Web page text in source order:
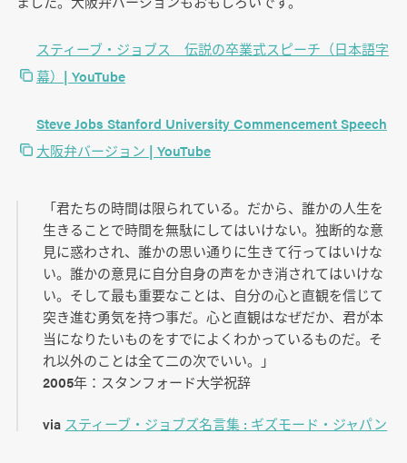
スティーブ・ジョブス 伝説の卒業式スピーチ（日本語字
幕）| YouTube
Steve Jobs Stanford University Commencement Speech
大阪弁バージョン | YouTube
「君たちの時間は限られている。だから、誰かの人生を
生きることで時間を無駄にしてはいけない。独断的な意
見に惑わされ、誰かの思い通りに生きて行ってはいけな
い。誰かの意見に自分自身の声をかき消されてはいけな
い。そして最も重要なことは、自分の心と直観を信じて
突き進む勇気を持つ事だ。心と直観はなぜだか、君が本
当になりたいものをすでによくわかっているものだ。そ
れ以外のことは全て二の次でいい。」
2005年：スタンフォード大学祝辞
via スティーブ・ジョブズ名言集 : ギズモード・ジャパン